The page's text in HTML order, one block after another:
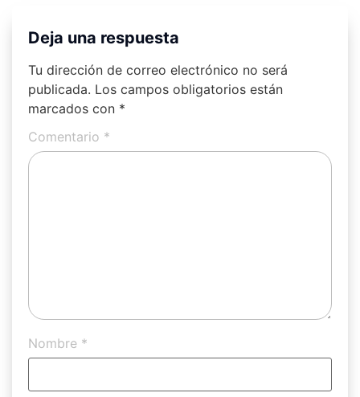
Deja una respuesta
Tu dirección de correo electrónico no será
publicada. Los campos obligatorios están
marcados con *
Comentario *
Nombre *